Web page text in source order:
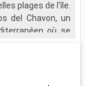
plages de l'île.
del Chavon, un
où se